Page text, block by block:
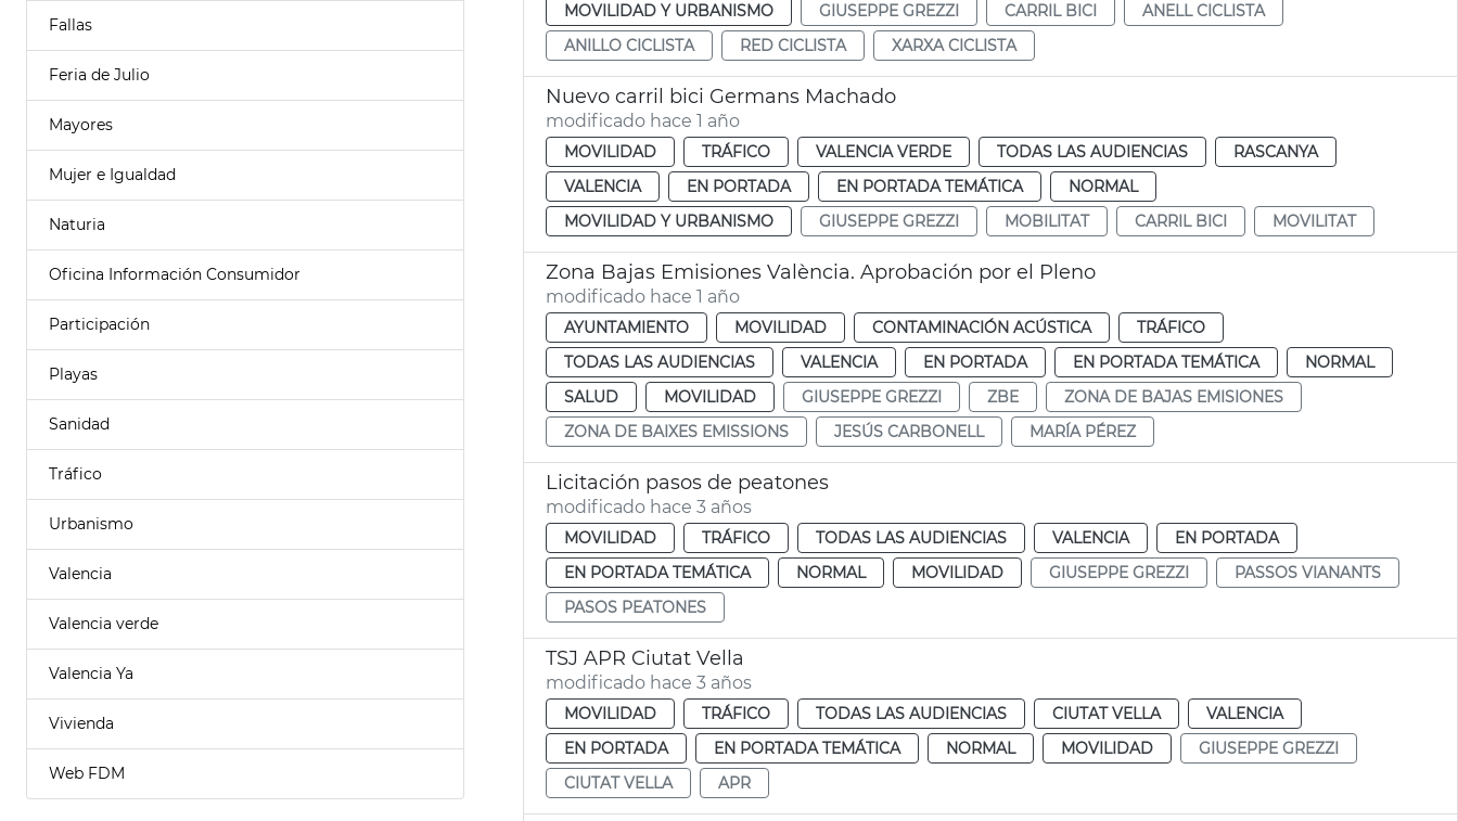
Fallas
Feria de Julio
Mayores
Mujer e Igualdad
Naturia
Oficina Información Consumidor
Participación
Playas
Sanidad
Tráfico
Urbanismo
Valencia
Valencia verde
Valencia Ya
Vivienda
Web FDM
MOVILIDAD Y URBANISMO
GIUSEPPE GREZZI CARRIL BICI
ANELL CICLISTA
ANILLO CICLISTA
RED CICLISTA XARXA CICLISTA
Nuevo carril bici Germans Machado
modificado hace 1 año
MOVILIDAD TRÁFICO VALENCIA VERDE TODAS LAS AUDIENCIAS
RASCANYA
VALENCIA
EN PORTADA EN PORTADA TEMÁTICA
NORMAL
MOVILIDAD Y URBANISMO
GIUSEPPE GREZZI MOBILITAT CARRIL BICI MOVILITAT
Zona Bajas Emisiones València. Aprobación por el Pleno
modificado hace 1 año
AYUNTAMIENTO MOVILIDAD CONTAMINACIÓN ACÚSTICA
TRÁFICO
TODAS LAS AUDIENCIAS
VALENCIA EN PORTADA EN PORTADA TEMÁTICA
NORMAL
SALUD
MOVILIDAD GIUSEPPE GREZZI ZBE
ZONA DE BAJAS EMISIONES
ZONA DE BAIXES EMISSIONS
JESÚS CARBONELL MARÍA PÉREZ
Licitación pasos de peatones
modificado hace 3 años
MOVILIDAD TRÁFICO TODAS LAS AUDIENCIAS VALENCIA
EN PORTADA
EN PORTADA TEMÁTICA
NORMAL MOVILIDAD GIUSEPPE GREZZI
PASSOS VIANANTS
PASOS PEATONES
TSJ APR Ciutat Vella
modificado hace 3 años
MOVILIDAD TRÁFICO TODAS LAS AUDIENCIAS CIUTAT VELLA
VALENCIA
EN PORTADA
EN PORTADA TEMÁTICA NORMAL MOVILIDAD
GIUSEPPE GREZZI
CIUTAT VELLA
APR